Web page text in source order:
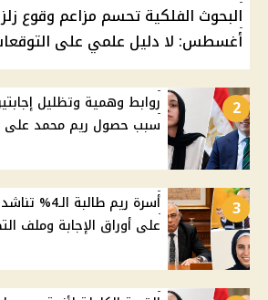
أغسطس: لا دليل علمي على
2
روابط وهمية وتظليل
سبب حصول ريم محمد على 4% بالثانوية العامة
3
أسرة ريم
على أوراق الإجابة وملف